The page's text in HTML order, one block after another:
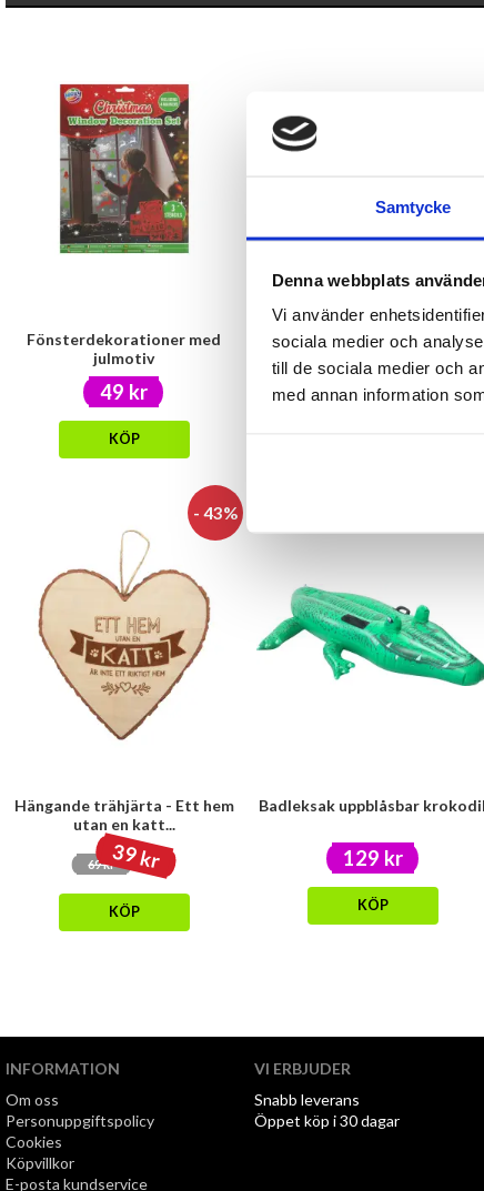
Samtycke
Denna webbplats
Vi använder
sociala medier och
till de sociala medier och
med annan information
Fönsterdekorationer med
julmotiv
49 kr
KÖP
Strumpor med halkskydd -
HAPPY
69 kr
- 43%
Hängande trähjärta - Ett hem
utan en katt...
69 kr39 kr
KÖP
Badleksak uppblåsbar krokodil
129 kr
KÖP
INFORMATION
Om oss
Personuppgiftspolicy
Cookies
Köpvillkor
E-posta kundservice
VI ERBJUDER
Snabb leverans
Öppet köp i 30 dagar